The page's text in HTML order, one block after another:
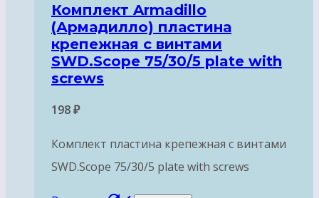
Комплект Armadillo
(Армадилло) пластина
крепежная с винтами
SWD.Scope 75/30/5 plate with
screws
198₽
Комплект пластина крепежная с винтами
SWD.Scope 75/30/5 plate with screws